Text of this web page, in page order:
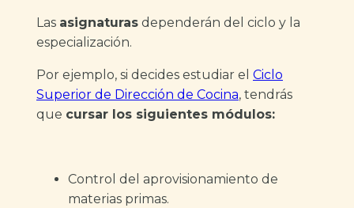
Las asignaturas dependerán del ciclo y la
especialización.
Por ejemplo, si decides estudiar el Ciclo
Superior de Dirección de Cocina, tendrás
que cursar los siguientes módulos:
Control del aprovisionamiento de
materias primas.